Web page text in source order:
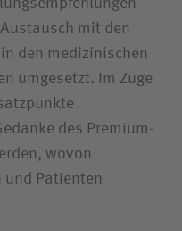
mit den
den medizinischen
umgesetzt. Im Zuge
des Premium-
wovon
Patienten